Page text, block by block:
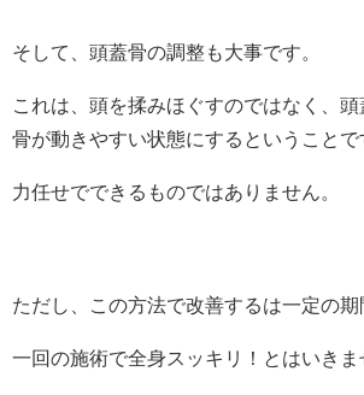
そして、頭蓋骨の調整も大事です。
これは、頭を揉みほぐすのではなく、
骨が動きやすい状態にするということで
力任せでできるものではありません。
ただし、この方法で改善するは一定の期
一回の施術で全身スッキリ！とはいきま